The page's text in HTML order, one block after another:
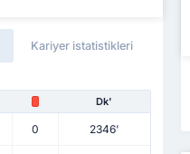
Kariyer istatistikleri
Dk'
0 2346'